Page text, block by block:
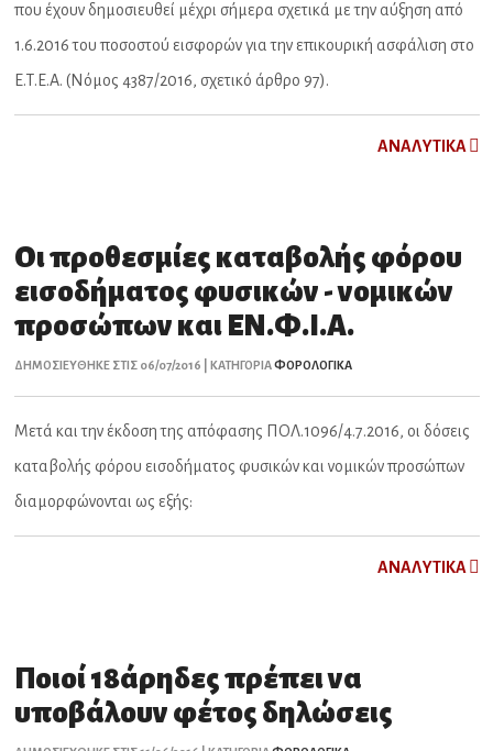
που έχουν δημοσιευθεί μέχρι σήμερα σχετικά με την αύξηση από
1.6.2016 του ποσοστού εισφορών για την επικουρική ασφάλιση στο
Ε.Τ.Ε.Α. (Νόμος 4387/2016, σχετικό άρθρο 97).
ΑNAΛYTIKA
Οι προθεσμίες καταβολής φόρου
εισοδήματος φυσικών - νομικών
προσώπων και ΕΝ.Φ.Ι.Α.
ΔΗΜΟΣΙΕΥΘΗΚΕ ΣΤΙΣ 06/07/2016 | ΚΑΤΗΓΟΡΙΑΦΟΡΟΛΟΓΙΚΑ
Μετά και την έκδοση της απόφασης ΠΟΛ.1096/4.7.2016, οι δόσεις
καταβολής φόρου εισοδήματος φυσικών και νομικών προσώπων
διαμορφώνονται ως εξής:
ΑNAΛYTIKA
Ποιοί 18άρηδες πρέπει να
υποβάλουν φέτος δηλώσεις